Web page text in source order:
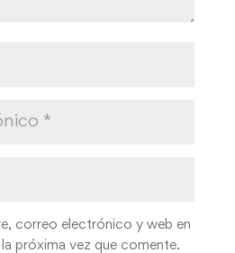
correo electrónico y web en
próxima vez que comente.